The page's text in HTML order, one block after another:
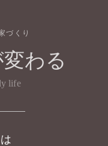
づくり
わる
life